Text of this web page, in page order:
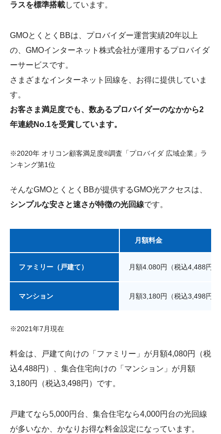
ラスを標準搭載しています。
GMOとくとくBBは、プロバイダー運営実績20年以上
の、GMOインターネット株式会社が運用するプロバイダ
ーサービスです。
さまざまなインターネット回線を、お得に提供していま
す。
お客さま満足度でも、数あるプロバイダーのなかから2
年連続No.1を受賞しています。
※2020年 オリコン顧客満足度®調査「プロバイダ 広域企業」ラ
ンキング第1位
そんなGMOとくとくBBが提供するGMO光アクセスは、
シンプルな安さと速さが特徴の光回線です。
月額料金
ファミリー（戸建て） 月額4.080円（税込4,488円）
マンション 月額3,180円（税込3,498円）
※2021年7月現在
料金は、戸建て向けの「ファミリー」が月額4,080円（税
込4,488円）、集合住宅向けの「マンション」が月額
3,180円（税込3,498円）です。
戸建てなら5,000円台、集合住宅なら4,000円台の光回線
が多いなか、かなりお得な料金設定になっています。